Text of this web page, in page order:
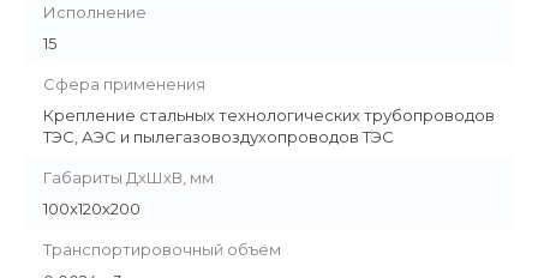
Исполнение
15
Сфера применения
Крепление стальных технологических трубопроводов
ТЭС, АЭС и пылегазовоздухопроводов ТЭС
Габариты ДхШхВ, мм
100х120х200
Транспортировочный объём